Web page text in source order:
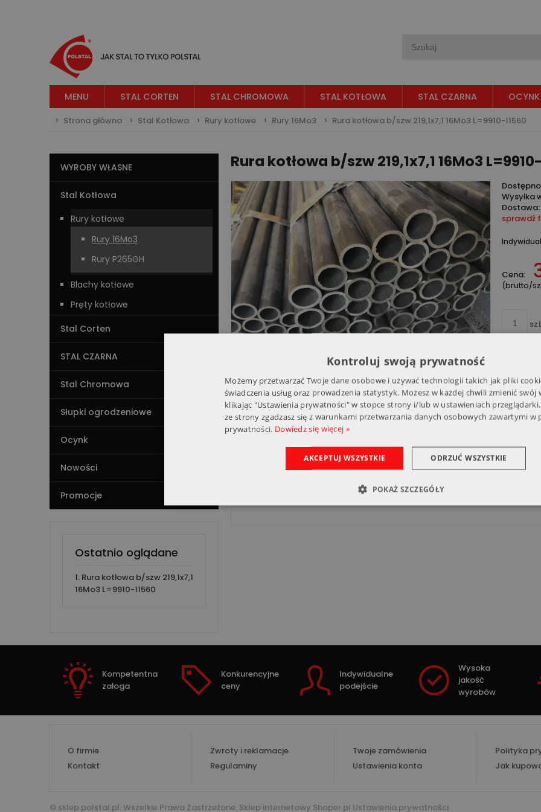
MENU STAL CORTEN STAL CHROMOWA STAL KOTŁOWA STAL CZARNA OCYNK
Strona główna Stal Kotłowa Rury kotłowe Rury 16Mo3 Rura kotłowa b/szw 219,1x7,1 16Mo3 L=9910-11560
WYROBY WŁASNE
Stal Kotłowa
Rury kotłowe
Rury 16Mo3
Rury P265GH
Blachy kotłowe
Pręty kotłowe
Stal Corten
STAL CZARNA
Stal Chromowa
Słupki ogrodzeniowe
Ocynk
Nowości
Promocje
Ostatnio oglądane
Rura kotłowa b/szw 219,1x7,1
16Mo3 L=9910-11560
Rura kotłowa b/szw 219,1x7,1 16Mo3
Wysyłka
Dostawa:
sprawdź
Cena:
(brutto/
Kod
Koszty dostawy
kosztów płatności
Odbiór własny w siedzibie firmy
Kompetentna
załoga
Konkurencyjne
ceny
Indywidualne
podejście
Wysoka
jakość
wyrobów
O firmie
Kontakt
Zwroty i reklamacje
Regulaminy
Twoje zamówienia
Ustawienia konta
Polityka
Jak
© sklep.polstal.pl. Wszelkie Prawa Zastrzeżone. Sklep internetowy Shoper.pl Ustawienia prywatności
Kontroluj swoją prywatność
Możemy przetwarzać Twoje dane osobowe i używać technologii takich jak pliki
świadczenia usług oraz prowadzenia statystyk. Możesz w każdej chwili zmienić swój
klikając "Ustawienia prywatności" w stopce strony i/lub w ustawieniach
ze strony zgadzasz się z warunkami przetwarzania danych osobowych zawartymi w
prywatności. Dowiedz się więcej »
AKCEPTUJ WSZYSTKIE ODRZUĆ WSZYSTKIE
POKAŻ SZCZEGÓŁY